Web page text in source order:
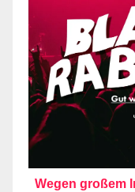
Wegen großem